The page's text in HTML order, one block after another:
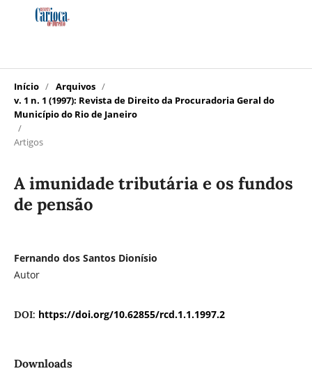
Início / Arquivos /
v. 1 n. 1 (1997): Revista de Direito da Procuradoria Geral do
Município do Rio de Janeiro
/
Artigos
A imunidade tributária e os fundos
de pensão
Fernando dos Santos Dionísio
Autor
DOI: https://doi.org/10.62855/rcd.1.1.1997.2
Downloads